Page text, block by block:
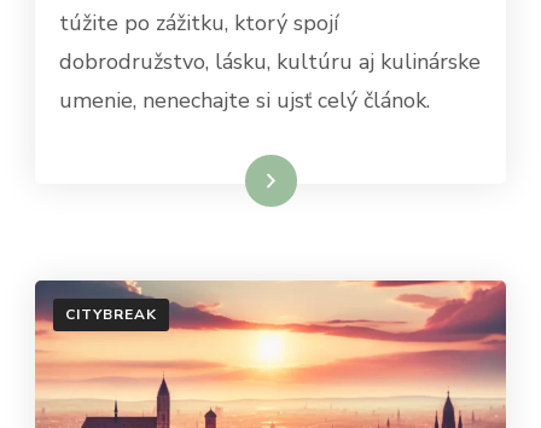
túžite po zážitku, ktorý spojí
dobrodružstvo, lásku, kultúru aj kulinárske
umenie, nenechajte si ujsť celý článok.
Dowiedz się więcej
CITYBREAK